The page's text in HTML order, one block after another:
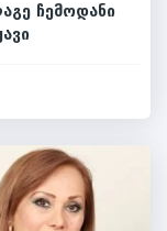
ჩემოდანი